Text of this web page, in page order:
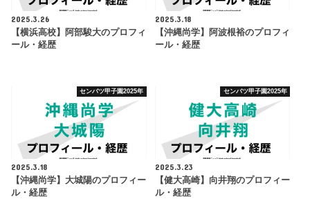
2025.3.26
【横浜高校】阿部駿大のプロフィ
ール・経歴
2025.3.18
【沖縄尚学】阿波根裕のプロフィ
ール・経歴
センバツ甲子園2025年
2025.3.18
【沖縄尚学】大城陽のプロフィー
ル・経歴
センバツ甲子園2025年
2025.3.23
【健大高崎】向井翔のプロフィー
ル・経歴